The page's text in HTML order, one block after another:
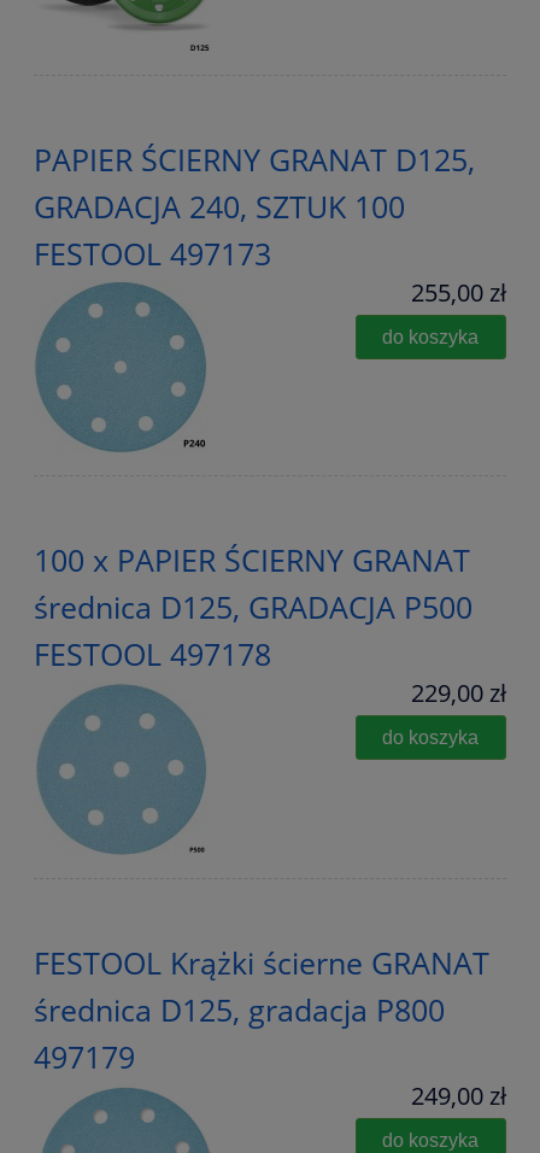
PAPIER ŚCIERNY GRANAT D125,
GRADACJA 240, SZTUK 100
FESTOOL 497173
255,00 zł
do koszyka
100 x PAPIER ŚCIERNY GRANAT
średnica D125, GRADACJA P500
FESTOOL 497178
229,00 zł
do koszyka
FESTOOL Krążki ścierne GRANAT
średnica D125, gradacja P800
497179
249,00 zł
do koszyka